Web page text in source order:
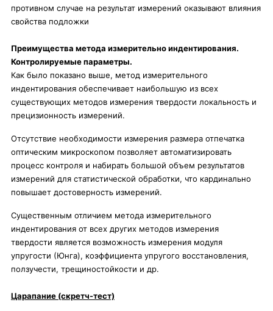
противном случае на результат измерений оказывают влияния
свойства подложки
Преимущества метода измерительно индентирования.
Контролируемые параметры.
Как было показано выше, метод измерительного
индентирования обеспечивает наибольшую из всех
существующих методов измерения твердости локальность и
прецизионность измерений.
Отсутствие необходимости измерения размера отпечатка
оптическим микроскопом позволяет автоматизировать
процесс контроля и набирать большой объем результатов
измерений для статистической обработки, что кардинально
повышает достоверность измерений.
Существенным отличием метода измерительного
индентирования от всех других методов измерения
твердости является возможность измерения модуля
упругости (Юнга), коэффициента упругого восстановления,
ползучести, трещиностойкости и др.
Царапание (скретч-тест)